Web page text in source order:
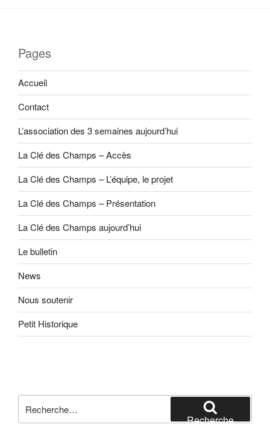
Pages
Accueil
Contact
L’association des 3 semaines aujourd’hui
La Clé des Champs – Accès
La Clé des Champs – L’équipe, le projet
La Clé des Champs – Présentation
La Clé des Champs aujourd’hui
Le bulletin
News
Nous soutenir
Petit Historique
pour
Recherche